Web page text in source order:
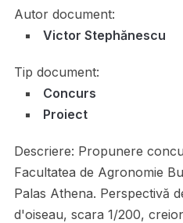
Autor document:
Victor Stephănescu
Tip document:
Concurs
Proiect
Descriere: Propunere
Facultatea de Agronomie
Palas Athena. Perspectivă
d'oiseau, scara 1/200,